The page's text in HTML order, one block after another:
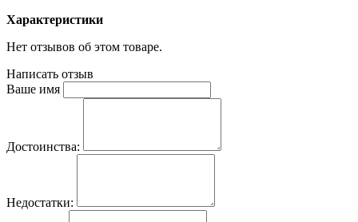
Характеристики
Нет отзывов об этом товаре.
Написать отзыв
Ваше имя
Достоинства:
Недостатки: